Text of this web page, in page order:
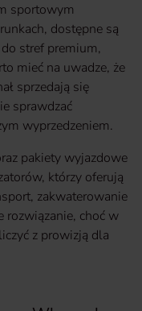
sportowym
dostępne są
stref premium,
mieć na uwadze, że
sprzedają się
sprawdzać
wyprzedzeniem.
pakiety wyjazdowe
którzy oferują
zakwaterowanie
rozwiązanie, choć w
z prowizją dla